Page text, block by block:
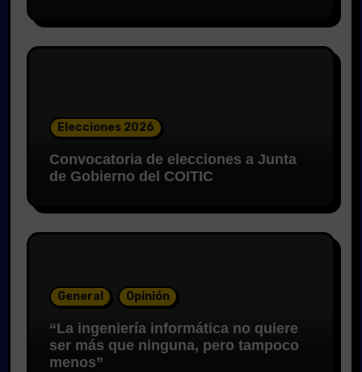
Elecciones 2026
Convocatoria de elecciones a Junta
de Gobierno del COITIC
General Opinión
“La ingeniería informática no quiere
ser más que ninguna, pero tampoco
menos”